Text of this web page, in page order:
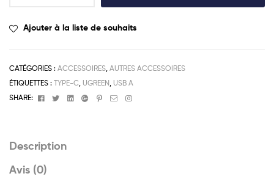
Ajouter à la liste de souhaits
CATÉGORIES : ACCESSOIRES AUTRES ACCESSOIRES
ÉTIQUETTES : TYPE-C UGREEN USB A
SHARE:
FacebookTwitterLinkedinGoogle+Pinterest
EmailInstagram
Description
Avis (0)